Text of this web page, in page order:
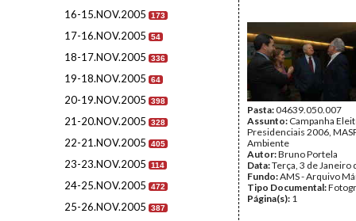
16-15.NOV.2005 173
17-16.NOV.2005 54
18-17.NOV.2005 336
19-18.NOV.2005 64
20-19.NOV.2005 398
21-20.NOV.2005 328
22-21.NOV.2005 405
23-23.NOV.2005 114
24-25.NOV.2005 472
25-26.NOV.2005 387
Pasta:04639.050.007
Assunto: Campanha
Presidenciais 2006,
Ambiente
Autor:Bruno Portela
Data:Terça, 3 de Janeiro
Fundo:AMS - Arquivo
Tipo Documental:
Página(s): 1